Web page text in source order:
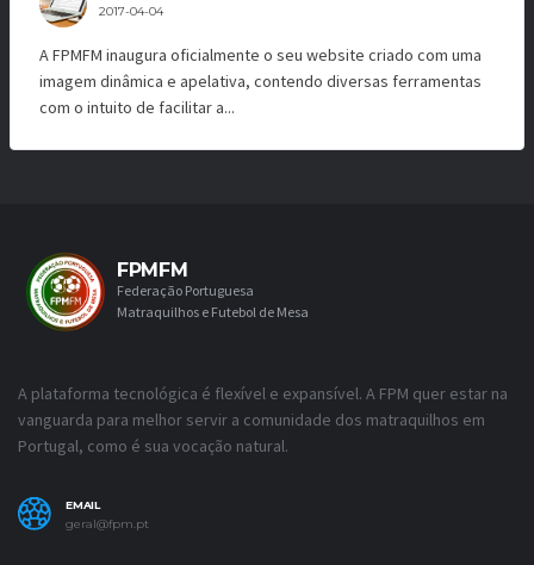
2017-04-04
A FPMFM inaugura oficialmente o seu website criado com uma
imagem dinâmica e apelativa, contendo diversas ferramentas
com o intuito de facilitar a...
FPMFM
Federação Portuguesa
Matraquilhos e Futebol de Mesa
A plataforma tecnológica é flexível e expansível. A FPM quer estar na
vanguarda para melhor servir a comunidade dos matraquilhos em
Portugal, como é sua vocação natural.
EMAIL
geral@fpm.pt